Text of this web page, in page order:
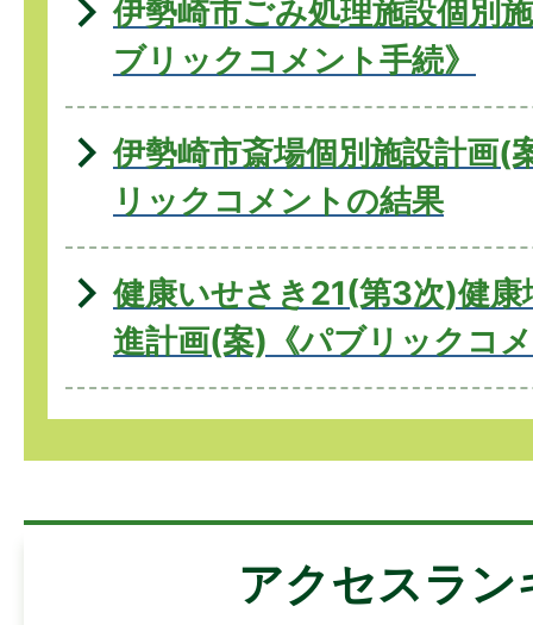
伊勢崎市ごみ処理施設個別
ブリックコメント手続》
伊勢崎市斎場個別施設計画(
リックコメントの結果
健康いせさき21(第3次)健康
進計画(案)《パブリックコ
アクセスラン